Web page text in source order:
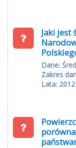
Jaki jest
Dane:
Zakres
Lata: 2012